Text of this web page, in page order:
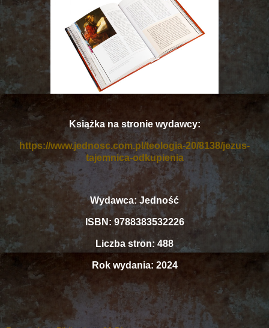
Książka na stronie wydawcy:
https://www.jednosc.com.pl/teologia-20/8138/jezus-
tajemnica-odkupienia
Wydawca: Jedność
ISBN: 9788383532226
Liczba stron: 488
Rok wydania: 2024